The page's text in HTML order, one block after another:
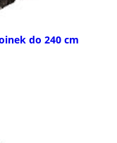
do 240 cm